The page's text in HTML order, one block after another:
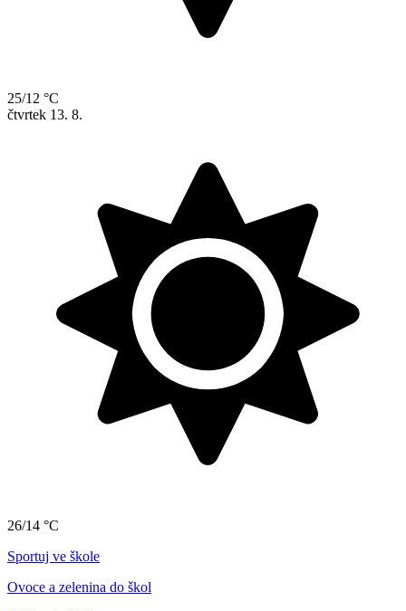
25/12 °C
čtvrtek 13. 8.
26/14 °C
Sportuj ve škole
Ovoce a zelenina do škol